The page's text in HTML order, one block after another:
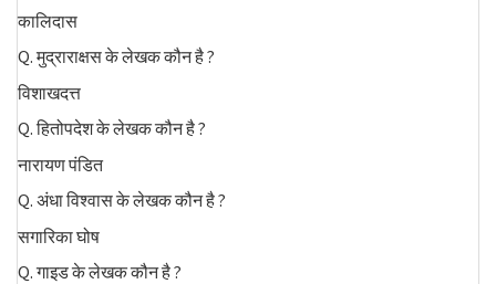
कालिदास
Q. मुद्राराक्षस के लेखक कौन है ?
विशाखदत्त
Q. हितोपदेश के लेखक कौन है ?
नारायण पंडित
Q. अंधा विश्वास के लेखक कौन है ?
सगारिका घोष
Q. गाइड के लेखक कौन है ?